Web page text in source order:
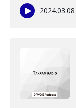
2024.03.08